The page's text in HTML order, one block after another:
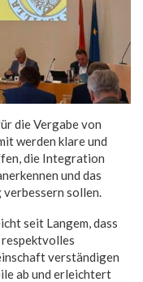
die Vergabe von
werden klare und
die Integration
und das
verbessern sollen.
seit Langem, dass
respektvolles
verständigen
ab und erleichtert